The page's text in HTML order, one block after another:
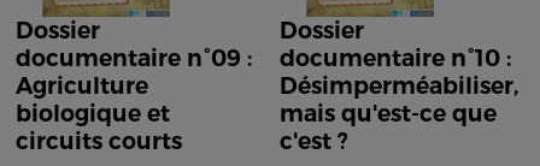
Dossier
documentaire n°09 :
Agriculture
biologique et
circuits courts
Dossier
documentaire n°10 :
Désimperméabiliser,
mais qu'est-ce que
c'est ?